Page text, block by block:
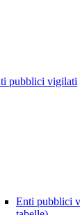
pubblici vigilati
Enti pubblici